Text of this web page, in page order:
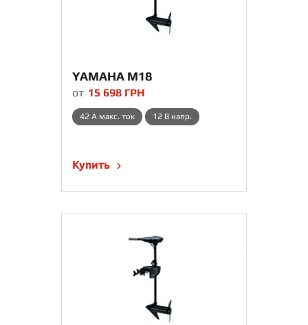
YAMAHA M18
от 15 698 ГРН
42 A макс. ток 12 В напр.
Купить